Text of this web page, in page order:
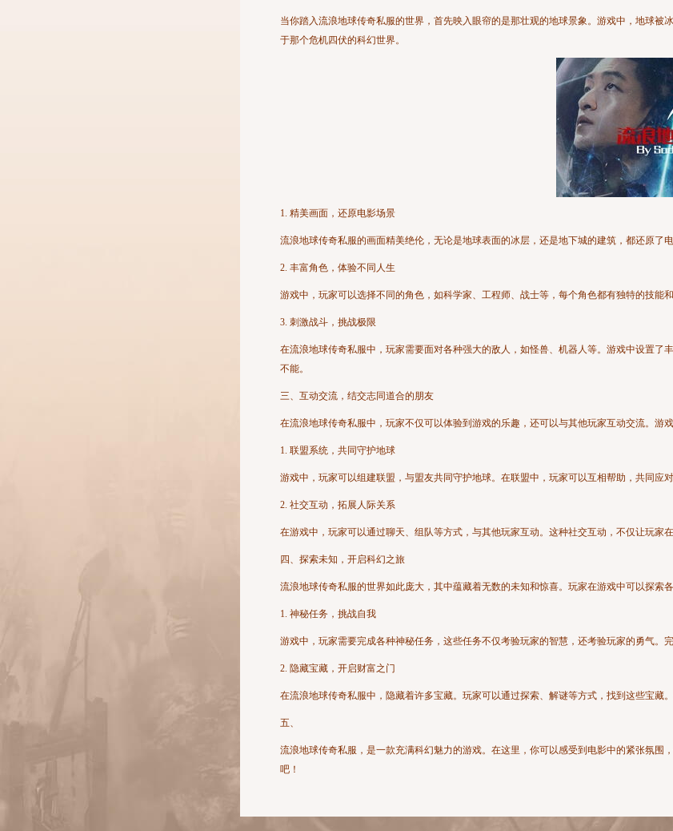
当你踏入流浪地球传奇私服的世界，首先映入眼帘的是那壮观的地球景象。游戏中，地球
于那个危机四伏的科幻世界。
1. 精美画面，还原电影场景
流浪地球传奇私服的画面精美绝伦，无论是地球表面的冰层，还是地下城的建筑，都还原了
2. 丰富角色，体验不同人生
游戏中，玩家可以选择不同的角色，如科学家、工程师、战士等，每个角色都有独特的技能
3. 刺激战斗，挑战极限
在流浪地球传奇私服中，玩家需要面对各种强大的敌人，如怪兽、机器人等。游戏中设置
不能。
三、互动交流，结交志同道合的朋友
在流浪地球传奇私服中，玩家不仅可以体验到游戏的乐趣，还可以与其他玩家互动交流。游
1. 联盟系统，共同守护地球
游戏中，玩家可以组建联盟，与盟友共同守护地球。在联盟中，玩家可以互相帮助，共同应
2. 社交互动，拓展人际关系
在游戏中，玩家可以通过聊天、组队等方式，与其他玩家互动。这种社交互动，不仅让玩家
四、探索未知，开启科幻之旅
流浪地球传奇私服的世界如此庞大，其中蕴藏着无数的未知和惊喜。玩家在游戏中可以探索
1. 神秘任务，挑战自我
游戏中，玩家需要完成各种神秘任务，这些任务不仅考验玩家的智慧，还考验玩家的勇气。
2. 隐藏宝藏，开启财富之门
在流浪地球传奇私服中，隐藏着许多宝藏。玩家可以通过探索、解谜等方式，找到这些宝藏
五、
流浪地球传奇私服，是一款充满科幻魅力的游戏。在这里，你可以感受到电影中的紧张氛
吧！